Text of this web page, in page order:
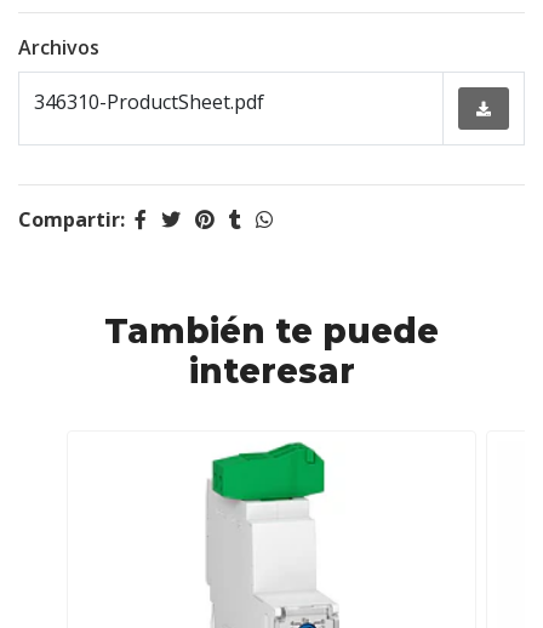
Archivos
346310-ProductSheet.pdf
Compartir:
También te puede
interesar